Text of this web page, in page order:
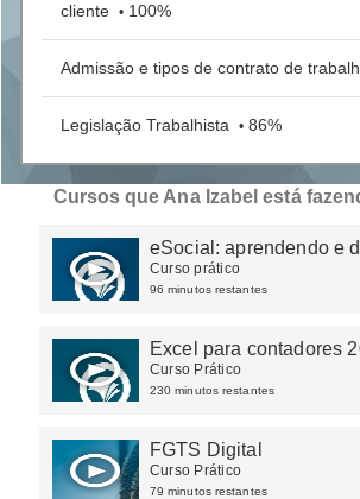
cliente • 100%
Admissão e tipos de contrato de
Legislação Trabalhista • 86%
Cursos que Ana Izabel está
eSocial: aprendendo e
na prática
Curso prático
96 minutos restantes
Excel para contadores
Curso Prático
230 minutos restantes
FGTS Digital
Curso Prático
79 minutos restantes